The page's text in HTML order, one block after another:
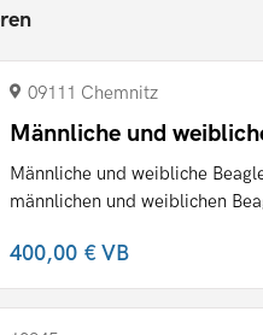
09111 Chemnitz
Männliche und
Männliche und weibliche
männlichen und weiblichen
400,00 €VB